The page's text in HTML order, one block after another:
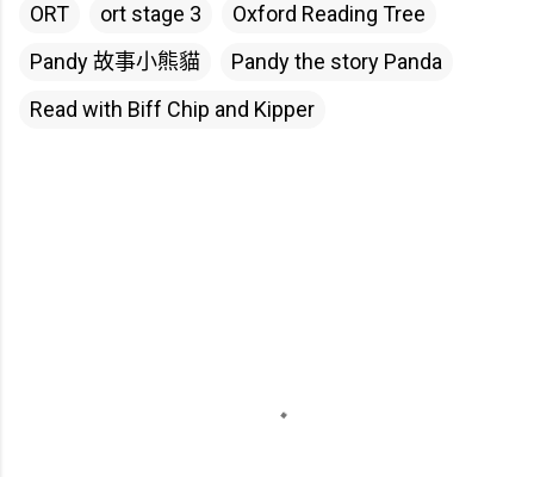
ORT
ort stage 3
Oxford Reading Tree
Pandy 故事小熊貓
Pandy the story Panda
Read with Biff Chip and Kipper